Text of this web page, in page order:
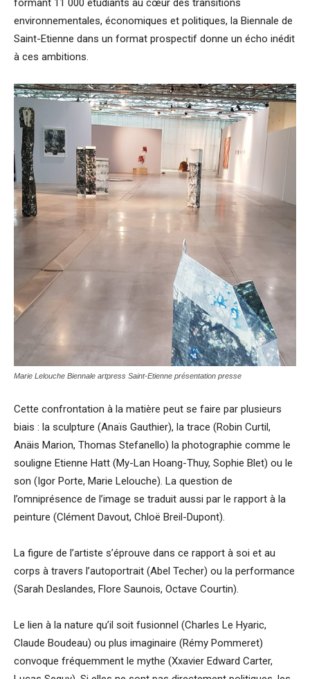
formant 11 000 étudiants au cœur des transitions
environnementales, économiques et politiques, la Biennale de
Saint-Etienne dans un format prospectif donne un écho inédit
à ces ambitions.
Marie Lelouche Biennale artpress Saint-Etienne présentation presse
Cette confrontation à la matière peut se faire par plusieurs
biais : la sculpture (Anaïs Gauthier), la trace (Robin Curtil,
Anäis Marion, Thomas Stefanello) la photographie comme le
souligne Etienne Hatt (My-Lan Hoang-Thuy, Sophie Blet) ou le
son (Igor Porte, Marie Lelouche). La question de
l’omniprésence de l’image se traduit aussi par le rapport à la
peinture (Clément Davout, Chloë Breil-Dupont).
La figure de l’artiste s’éprouve dans ce rapport à soi et au
corps à travers l’autoportrait (Abel Techer) ou la performance
(Sarah Deslandes, Flore Saunois, Octave Courtin).
Le lien à la nature qu’il soit fusionnel (Charles Le Hyaric,
Claude Boudeau) ou plus imaginaire (Rémy Pommeret)
convoque fréquemment le mythe (Xxavier Edward Carter,